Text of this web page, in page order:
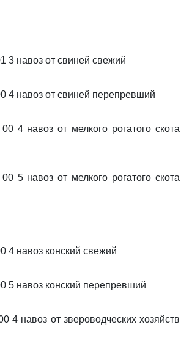
3 навоз от свиней свежий
4 навоз от свиней перепревший
4 навоз от мелкого рогатого скота
5 навоз от мелкого рогатого скота
4 навоз конский свежий
5 навоз конский перепревший
4 навоз от звероводческих хозяйств